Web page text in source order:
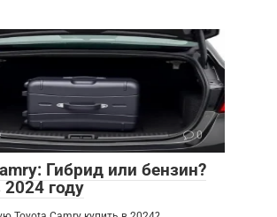
0
Гибрид или бензин?
году